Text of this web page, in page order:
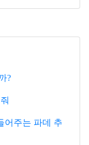
?
어주는 파데 추